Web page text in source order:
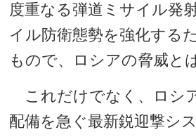
度重なる弾道ミサイル発
イル防衛態勢を強化する
もので、ロシアの脅威と
これだけでなく、ロシ
配備を急ぐ最新鋭迎撃シ